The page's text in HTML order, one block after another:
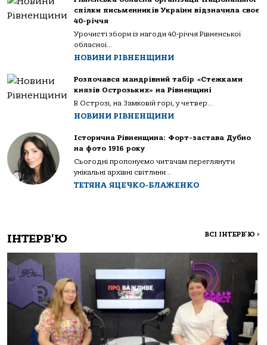
спілки письменників України відзначила своє
40-річчя
Урочисті збори із нагоди 40-річчя Рівненської
обласної...
НОВИНИ РІВНЕНЩИНИ
Розпочався мандрівний табір «Стежками
князів Острозьких» на Рівненщині
В Острозі, на Замковій горі, у четвер...
НОВИНИ РІВНЕНЩИНИ
Історична Рівненщина: Форт-застава Дубно
на фото 1916 року
Сьогодні пропонуємо читачам переглянути
унікальні архівні світлини...
ТЕТЯНА ЯЦЕЧКО-БЛАЖЕНКО
ІНТЕРВ'Ю ВСІ ІНТЕРВ'Ю >